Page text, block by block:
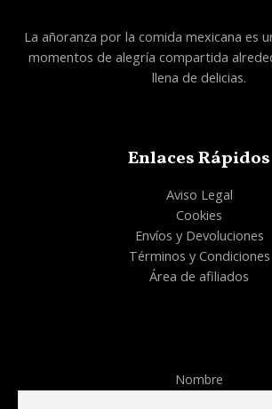
La añoranza por la comida mexicana es
momentos de alegría compartida
llena de delicias.
Enlaces Rápidos
Aviso Legal
Cookies
Envíos y Devoluciones
Términos y Condiciones
Área de afiliados
Nombre